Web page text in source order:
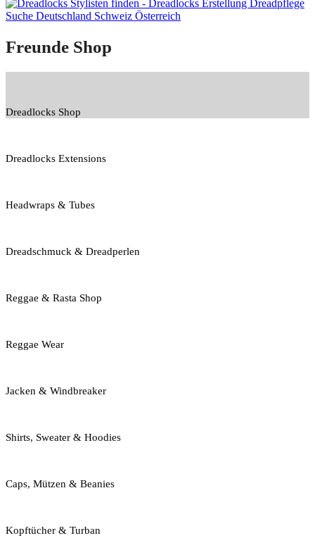
Freunde Shop
Dreadlocks Shop
Dreadlocks Extensions
Headwraps & Tubes
Dreadschmuck & Dreadperlen
Reggae & Rasta Shop
Reggae Wear
Jacken & Windbreaker
Shirts, Sweater & Hoodies
Caps, Mützen & Beanies
Kopftücher & Turban